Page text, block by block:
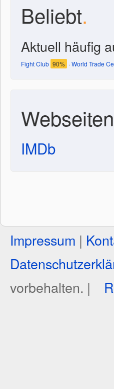
Beliebt.
Aktuell häufig
Fight Club 90% ·World Trade
Webseiten
IMDb
Impressum |
vorbehalten. |